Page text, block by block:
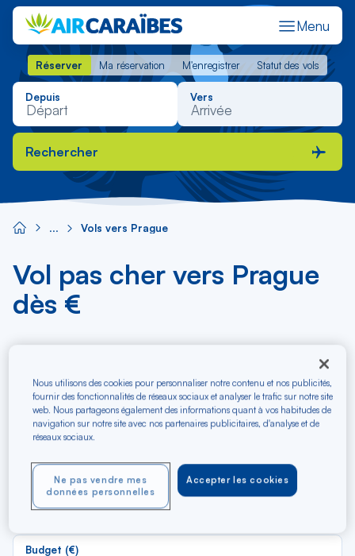
Menu
Réserver Ma réservation M'enregistrer Statut des vols
Réserver Ma réservation M'enregistrer Statut des vols
Depuis Vers
Rechercher
Vols vers Prague
Vol pas cher vers Prague
dès €
vols en A/R vers Prague
Depuis
Vers
Pour aller vers
Budget (€)
Nous utilisons des cookies pour personnaliser notre contenu et nos publicités,
fournir des fonctionnalités de réseaux sociaux et analyser le trafic sur notre site
web. Nous partageons également des informations quant à vos habitudes de
navigation sur notre site avec nos partenaires publicitaires, d'analyse et de
réseaux sociaux.
Accepter les cookies
Ne pas vendre mes
données personnelles